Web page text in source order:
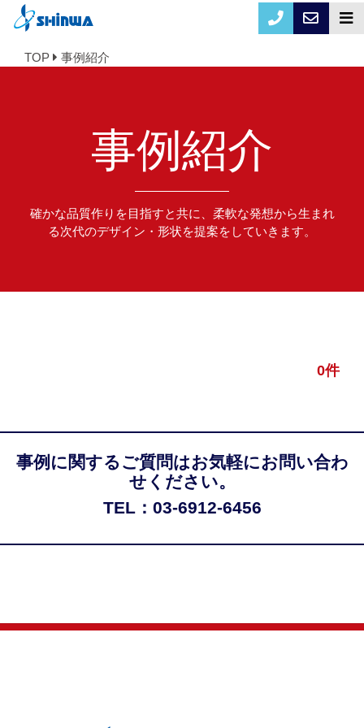
TOP 事例紹介
事例紹介
確かな品質作りを目指すと共に、柔軟な発想から生まれ
る次代のデザイン・形状を提案をしていきます。
0件
事例に関するご質問はお気軽にお問い合わ
せください。
TEL：03-6912-6456